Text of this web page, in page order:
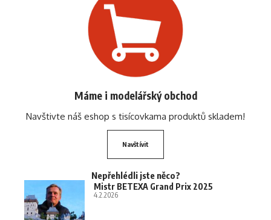
Máme i modelářský obchod
Navštivte náš eshop s tisícovkama produktů skladem!
Navštívit
Nepřehlédli jste něco?
Mistr BETEXA Grand Prix 2025
4.2.2026